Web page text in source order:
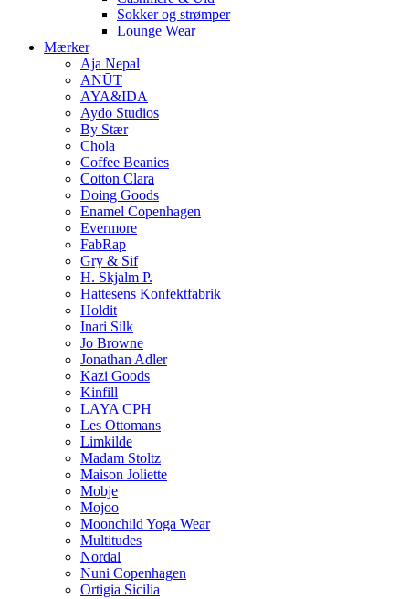
Sokker og strømper
Lounge Wear
Mærker
Aja Nepal
ANŪT
AYA&IDA
Aydo Studios
By Stær
Chola
Coffee Beanies
Cotton Clara
Doing Goods
Enamel Copenhagen
Evermore
FabRap
Gry & Sif
H. Skjalm P.
Hattesens Konfektfabrik
Holdit
Inari Silk
Jo Browne
Jonathan Adler
Kazi Goods
Kinfill
LAYA CPH
Les Ottomans
Limkilde
Madam Stoltz
Maison Joliette
Mobje
Mojoo
Moonchild Yoga Wear
Multitudes
Nordal
Nuni Copenhagen
Ortigia Sicilia